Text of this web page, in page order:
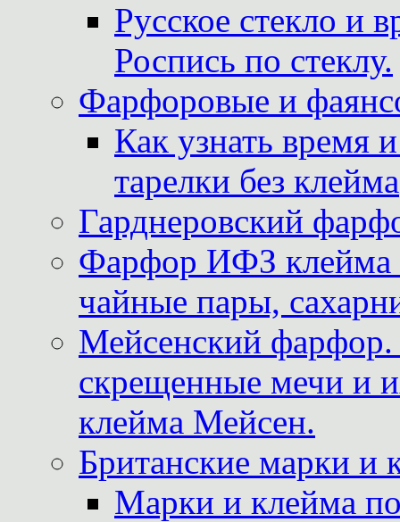
Русское стекло и
Роспись по стеклу.
Фарфоровые и
Как узнать время
тарелки без клейма
Гарднеровский
Фарфор ИФЗ клейма
чайные пары,
Мейсенский фарфор.
скрещенные мечи и
клейма Мейсен.
Британские марки и
Марки и клейма